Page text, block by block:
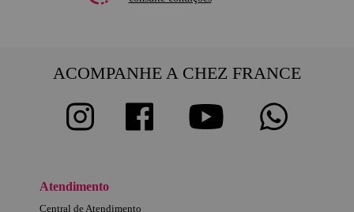
ACOMPANHE A CHEZ FRANCE
Atendimento
Central de Atendimento